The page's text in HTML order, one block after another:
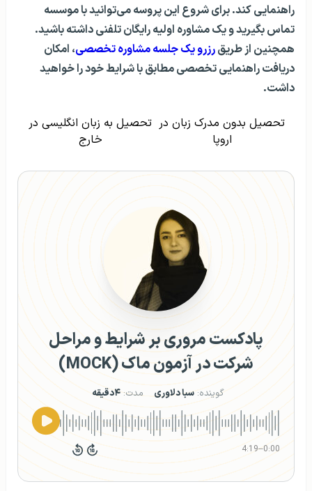
راهنمایی کند. برای شروع این پروسه می‌توانید با موسسه
تماس بگیرید و یک مشاوره اولیه رایگان تلفنی داشته باشید.
همچنین از طریقرزرو یک جلسه مشاوره تخصصی، امکان
دریافت راهنمایی تخصصی مطابق با شرایط خود را خواهید
داشت.
تحصیل بدون مدرک زبان در
اروپا
تحصیل به زبان انگلیسی در
خارج
پادکست مروری بر شرایط و مراحل
شرکت در آزمون ماک (MOCK)
گوینده:سبا دلاوری مدت:۴دقیقه
0:00
–
4:19